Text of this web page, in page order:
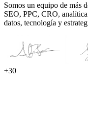
Somos un equipo de más
SEO, PPC, CRO,
datos, tecnología y
+30